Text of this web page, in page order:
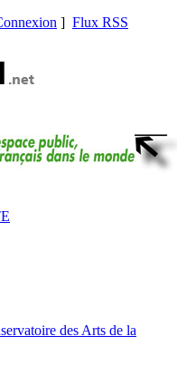
] Flux RSS
des Arts de la